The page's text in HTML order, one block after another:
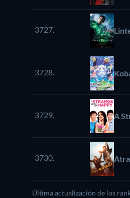
3727.
3728.
3729. A
3730.
Última actualización de los